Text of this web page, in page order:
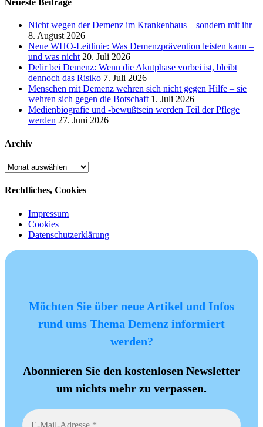
Neueste Beiträge
Nicht wegen der Demenz im Krankenhaus – sondern mit ihr
8. August 2026
Neue WHO-Leitlinie: Was Demenzprävention leisten kann –
und was nicht 20. Juli 2026
Delir bei Demenz: Wenn die Akutphase vorbei ist, bleibt
dennoch das Risiko 7. Juli 2026
Menschen mit Demenz wehren sich nicht gegen Hilfe – sie
wehren sich gegen die Botschaft 1. Juli 2026
Medienbiografie und -bewußtsein werden Teil der Pflege
werden 27. Juni 2026
Archiv
Archiv
Rechtliches, Cookies
Impressum
Cookies
Datenschutzerklärung
Möchten Sie über neue Artikel und Infos
rund ums Thema Demenz informiert
werden?
Abonnieren Sie den kostenlosen Newsletter
um nichts mehr zu verpassen.